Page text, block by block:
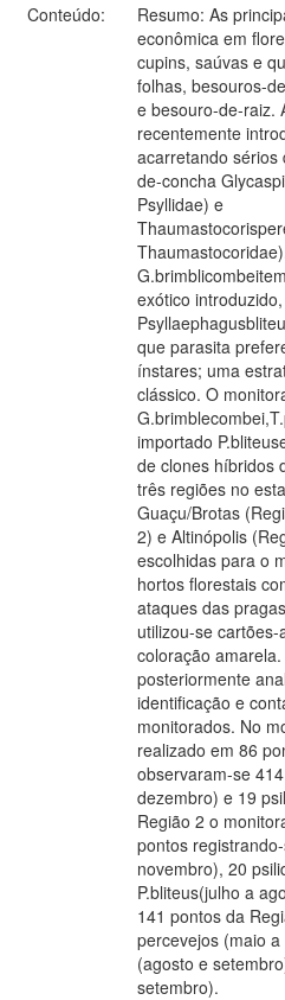
Conteúdo:
Resumo: As
econômica em
cupins, saúvas e
folhas, besouros-
e besouro-de-raiz.
recentemente
acarretando sérios
de-concha
Psyllidae) e
exótico introduzido,
que parasita
ínstares; uma
clássico. O
importado
de clones híbridos
três regiões no
Guaçu/Brotas
2) e Altinópolis
escolhidas para o
hortos florestais
ataques das
utilizou-se
coloração
posteriormente
identificação e
monitorados. No
realizado em 86
observaram-se
dezembro) e 19
Região 2 o
pontos
novembro), 20
P.bliteus(julho a
141 pontos da
percevejos (maio
(agosto e
setembro).